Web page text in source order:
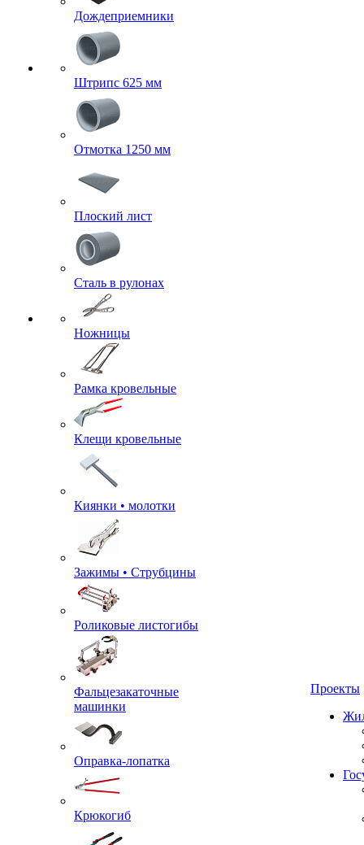
Дождеприемники
Штрипс 625 мм
Отмотка 1250 мм
Плоский лист
Сталь в рулонах
Ножницы
Рамка кровельные
Клещи кровельные
Киянки • молотки
Зажимы • Струбцины
Роликовые листогибы
Фальцезакаточные
машинки
Оправка-лопатка
Крюкогиб
Проекты